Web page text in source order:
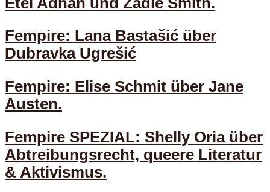
Fempire: Lana Bastašić über
Dubravka Ugrešić
Fempire: Elise Schmit über Jane
Austen.
Fempire SPEZIAL: Shelly Oria über
Abtreibungsrecht, queere Literatur
& Aktivismus.